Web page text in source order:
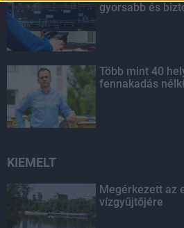
gyorsabb és
Több mint 40
fennakadás
KIEMELT
Megérkezett az
vízgyűjtőjére